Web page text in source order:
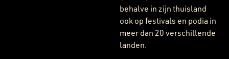
behalve in zijn thuisland
ook op festivals en podia in
meer dan 20 verschillende
landen.